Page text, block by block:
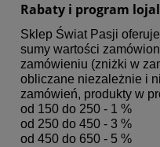
Rabaty i program
Sklep Świat Pasji
sumy wartości
zamówieniu (zniżki w
obliczane niezależnie i
zamówień, produkty w
od 150 do 250 - 1 %
od 250 do 450 - 3 %
od 450 do 650 - 5 %